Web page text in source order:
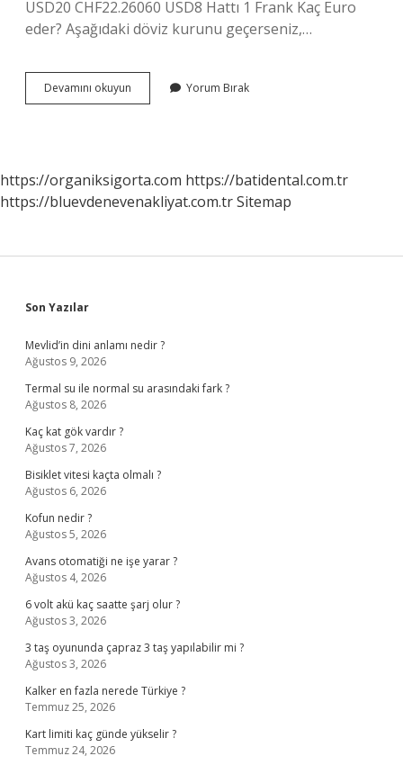
USD20 CHF22.26060 USD8 Hattı 1 Frank Kaç Euro
eder? Aşağıdaki döviz kurunu geçerseniz,…
Devamını okuyun
Frank
Yorum Bırak
https://organiksigorta.com https://batidental.com.tr
https://bluevdenevenakliyat.com.trSitemap
Sidebar
Son Yazılar
Mevlid’in dini anlamı nedir ?
Ağustos 9, 2026
Termal su ile normal su arasındaki fark ?
Ağustos 8, 2026
Kaç kat gök vardır ?
Ağustos 7, 2026
Bisiklet vitesi kaçta olmalı ?
Ağustos 6, 2026
Kofun nedir ?
Ağustos 5, 2026
Avans otomatiği ne işe yarar ?
Ağustos 4, 2026
6 volt akü kaç saatte şarj olur ?
Ağustos 3, 2026
3 taş oyununda çapraz 3 taş yapılabilir mi ?
Ağustos 3, 2026
Kalker en fazla nerede Türkiye ?
Temmuz 25, 2026
Kart limiti kaç günde yükselir ?
Temmuz 24, 2026